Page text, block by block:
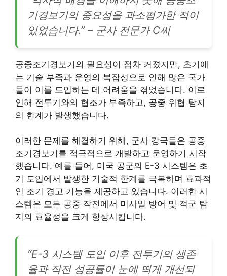
기경보기의 중요성을 과소평가한 적이
있었습니다.” – 군사 전문가 C씨
공중조기경보기의 필요성이 점차 커졌지만, 초기에
는 기술 부족과 운영의 복잡성으로 인해 많은 국가
들이 이를 도입하는 데 어려움을 겪었습니다. 이로
인해 전투기와의 협조가 부족하고, 공중 위협 탐지
의 한계가 발생했습니다.
이러한 문제를 해결하기 위해, 군사 강국들은 공중
조기경보기를 적극적으로 개발하고 운영하기 시작
했습니다. 예를 들어, 미국 공군의 E-3 시스템은 초
기 도입에서 발생한 기술적 한계를 극복하며 효과적
인 조기 경고 기능을 제공하고 있습니다. 이러한 시
스템은 모든 공중 작전에서 미사일 방어 및 적군 탐
지의 효율성을 크게 향상시킵니다.
“E-3 시스템 도입 이후 전투기의 생존
율과 작전 성공률이 눈에 띄게 개선되